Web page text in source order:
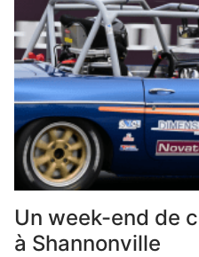
Un week-end de
à Shannonville